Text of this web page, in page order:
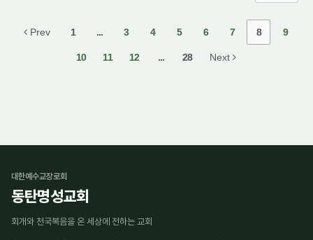
Prev 1 ... 3 4 5 6 7 8 9
10 11 12 ... 28 Next
대한예수교장로회
동탄명성교회
회개와 천국복음을 온 세상에 전하는 교회